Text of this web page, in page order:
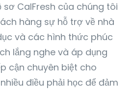
sơ CalFresh của chúng tôi
hàng sự hỗ trợ về nhà
và các hình thức phúc
lắng nghe và áp dụng
cận chuyên biệt cho
điều phải học để đảm